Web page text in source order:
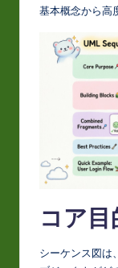
基本概念から高
コア
シーケンス図は